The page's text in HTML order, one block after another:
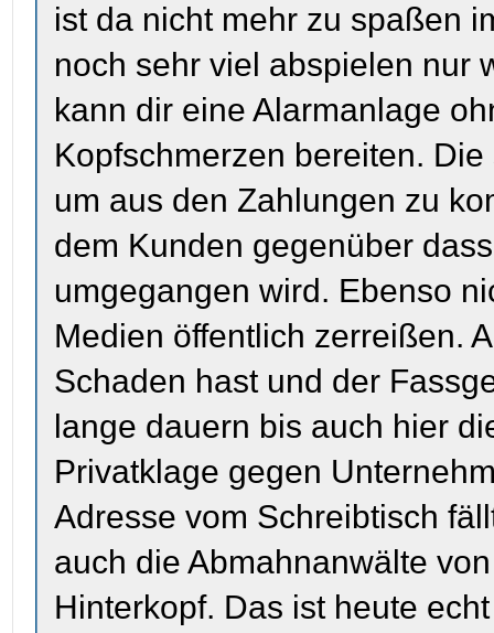
ist da nicht mehr zu spaßen
noch sehr viel abspielen nur
kann dir eine Alarmanlage
Kopfschmerzen bereiten.
um aus den Zahlungen zu
dem Kunden gegenüber
umgegangen wird. Ebenso
Medien öffentlich zerreißen.
Schaden hast und der
lange dauern bis auch hier
Privatklage gegen
Adresse vom Schreibtisch
auch die Abmahnanwälte
Hinterkopf. Das ist heute